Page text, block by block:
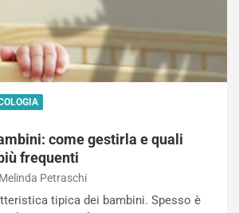
come gestirla e quali
frequenti
Melinda Petraschi
tipica dei bambini. Spesso è